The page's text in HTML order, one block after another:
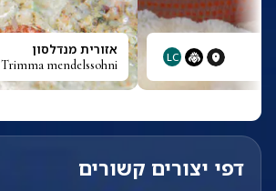
LC אזורית מנדלסון
Trimma mendelssohni
דפי יצורים קשורים